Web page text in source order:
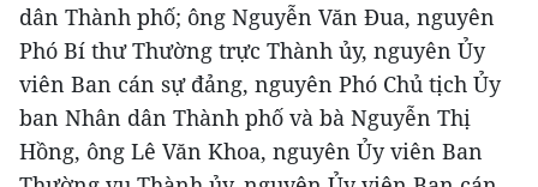
dân Thành phố; ông Nguyễn Văn Đua, nguyên
Phó Bí thư Thường trực Thành ủy, nguyên Ủy
viên Ban cán sự đảng, nguyên Phó Chủ tịch Ủy
ban Nhân dân Thành phố và bà Nguyễn Thị
Hồng, ông Lê Văn Khoa, nguyên Ủy viên Ban